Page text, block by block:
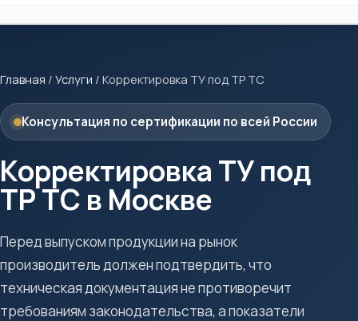
Главная / Услуги / Корректировка ТУ под ТР ТС
Консультация по сертификации по всей России
Корректировка ТУ под
ТР ТС в Москве
Перед выпуском продукции на рынок
производитель должен подтвердить, что
техническая документация не противоречит
требованиям законодательства, а показатели